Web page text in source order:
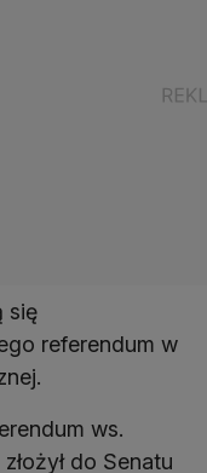
się
referendum w
ws.
do Senatu